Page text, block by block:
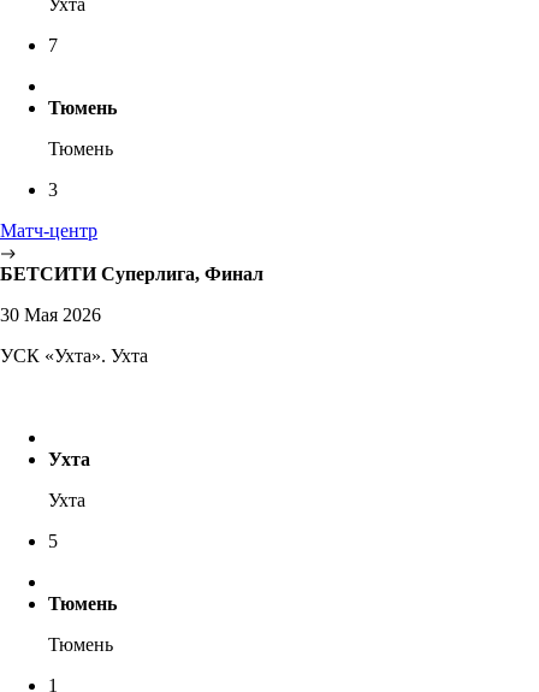
Ухта
7
Тюмень
Тюмень
3
Матч-центр
БЕТСИТИ Суперлига, Финал
30 Мая 2026
УСК «Ухта». Ухта
Ухта
Ухта
5
Тюмень
Тюмень
1